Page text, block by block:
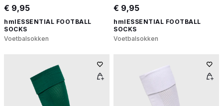
€ 9,95
hmlESSENTIAL FOOTBALL
SOCKS
Voetbalsokken
€ 9,95
hmlESSENTIAL FOOTBALL
SOCKS
Voetbalsokken